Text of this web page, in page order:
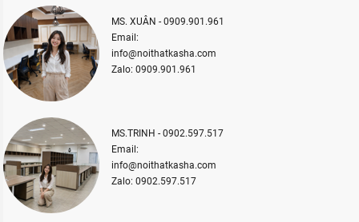
MS. XUÂN - 0909.901.961
Email:
info@noithatkasha.com
Zalo: 0909.901.961
MS.TRINH - 0902.597.517
Email:
info@noithatkasha.com
Zalo: 0902.597.517